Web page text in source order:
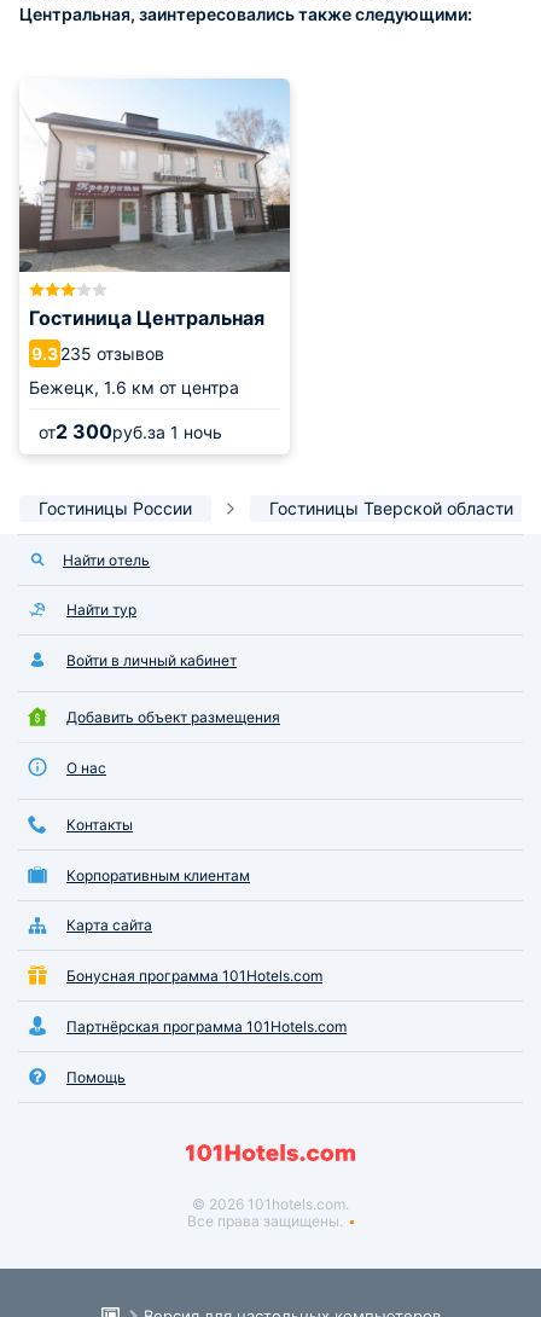
Центральная, заинтересовались также следующими:
Гостиница Центральная
9.3235 отзывов
Бежецк, 1.6 км от центра
от2 300руб.за 1 ночь
Гостиницы России Гостиницы Тверской области
Найти отель
Найти тур
Войти в личный кабинет
Добавить объект размещения
О нас
Контакты
Корпоративным клиентам
Карта сайта
Бонусная программа 101Hotels.com
Партнёрская программа 101Hotels.com
Помощь
© 2026 101hotels.com.
Все права защищены.